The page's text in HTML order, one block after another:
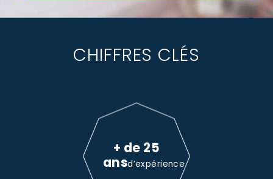
CHIFFRES CLÉS
+ de 25
ansd’expérience